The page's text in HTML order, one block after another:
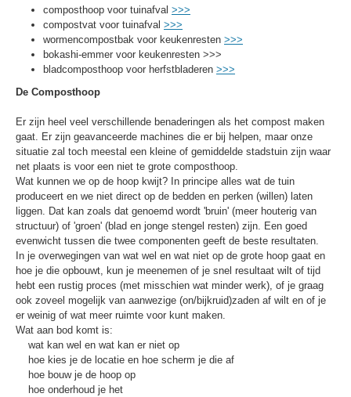
composthoop voor tuinafval >>>
compostvat voor tuinafval >>>
wormencompostbak voor keukenresten >>>
bokashi-emmer voor keukenresten >>>
bladcomposthoop voor herfstbladeren >>>
De Composthoop
Er zijn heel veel verschillende benaderingen als het compost maken
gaat. Er zijn geavanceerde machines die er bij helpen, maar onze
situatie zal toch meestal een kleine of gemiddelde stadstuin zijn waar
net plaats is voor een niet te grote composthoop.
Wat kunnen we op de hoop kwijt? In principe alles wat de tuin
produceert en we niet direct op de bedden en perken (willen) laten
liggen. Dat kan zoals dat genoemd wordt 'bruin' (meer houterig van
structuur) of 'groen' (blad en jonge stengel resten) zijn. Een goed
evenwicht tussen die twee componenten geeft de beste resultaten.
In je overwegingen van wat wel en wat niet op de grote hoop gaat en
hoe je die opbouwt, kun je meenemen of je snel resultaat wilt of tijd
hebt een rustig proces (met misschien wat minder werk), of je graag
ook zoveel mogelijk van aanwezige (on/bijkruid)zaden af wilt en of je
er weinig of wat meer ruimte voor kunt maken.
Wat aan bod komt is:
wat kan wel en wat kan er niet op
hoe kies je de locatie en hoe scherm je die af
hoe bouw je de hoop op
hoe onderhoud je het